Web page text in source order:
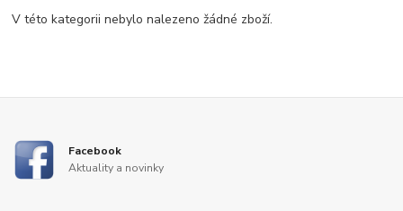
V této kategorii nebylo nalezeno žádné zboží.
Facebook
Aktuality a novinky